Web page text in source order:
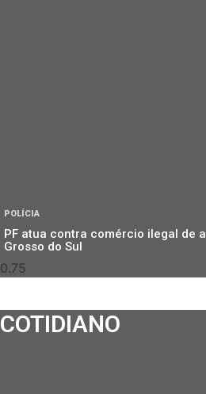
POLÍCIA
PF atua contra comércio ilegal de
Grosso do Sul
COTIDIANO